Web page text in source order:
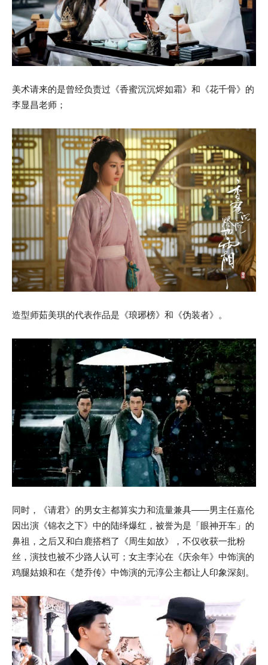
美术请来的是曾经负责过《香蜜沉沉烬如霜》和《花千骨》的
李显昌老师；
造型师茹美琪的代表作品是《琅琊榜》和《伪装者》。
同时，《请君》的男女主都算实力和流量兼具——男主任嘉伦
因出演《锦衣之下》中的陆绎爆红，被誉为是「眼神开车」的
鼻祖，之后又和白鹿搭档了《周生如故》，不仅收获一批粉
丝，演技也被不少路人认可；女主李沁在《庆余年》中饰演的
鸡腿姑娘和在《楚乔传》中饰演的元淳公主都让人印象深刻。